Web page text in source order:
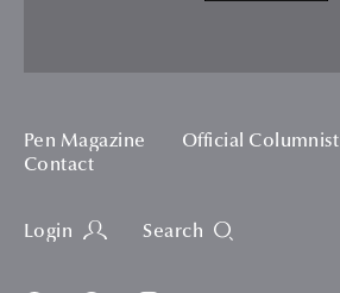
Pen Magazine Official Columnist
Contact
Login Search